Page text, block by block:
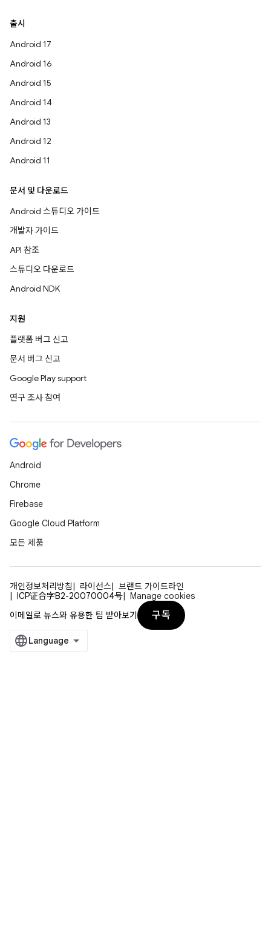
출시
Android 17
Android 16
Android 15
Android 14
Android 13
Android 12
Android 11
문서 및 다운로드
Android 스튜디오 가이드
개발자 가이드
API 참조
스튜디오 다운로드
Android NDK
지원
플랫폼 버그 신고
문서 버그 신고
Google Play support
연구 조사 참여
Android
Chrome
Firebase
Google Cloud Platform
모든 제품
개인정보처리방침 라이선스
브랜드 가이드라인
ICP证合字B2-20070004号
Manage cookies
이메일로 뉴스와 유용한 팁 받아보기
구독